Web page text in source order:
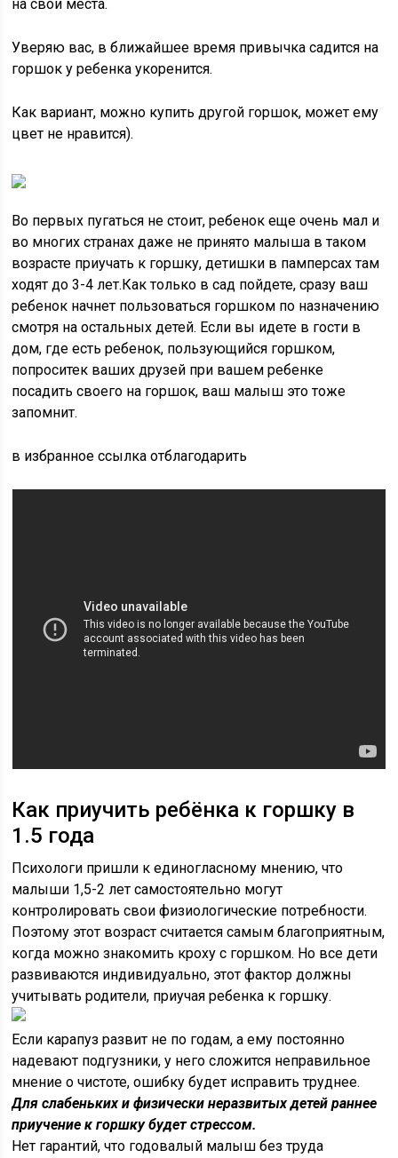
на свои места.
Уверяю вас, в ближайшее время привычка садится на
горшок у ребенка укоренится.
Как вариант, можно купить другой горшок, может ему
цвет не нравится).
Во первых пугаться не стоит, ребенок еще очень мал и
во многих странах даже не принято малыша в таком
возрасте приучать к горшку, детишки в памперсах там
ходят до 3-4 лет.Как только в сад пойдете, сразу ваш
ребенок начнет пользоваться горшком по назначению
смотря на остальных детей. Если вы идете в гости в
дом, где есть ребенок, пользующийся горшком,
попроситек ваших друзей при вашем ребенке
посадить своего на горшок, ваш малыш это тоже
запомнит.
в избранное ссылка отблагодарить
Как приучить ребёнка к горшку в
1.5 года
Психологи пришли к единогласному мнению, что
малыши 1,5-2 лет самостоятельно могут
контролировать свои физиологические потребности.
Поэтому этот возраст считается самым благоприятным,
когда можно знакомить кроху с горшком. Но все дети
развиваются индивидуально, этот фактор должны
учитывать родители, приучая ребенка к горшку.
Если карапуз развит не по годам, а ему постоянно
надевают подгузники, у него сложится неправильное
мнение о чистоте, ошибку будет исправить труднее.
Для слабеньких и физически неразвитых детей раннее
приучение к горшку будет стрессом.
Нет гарантий, что годовалый малыш без труда